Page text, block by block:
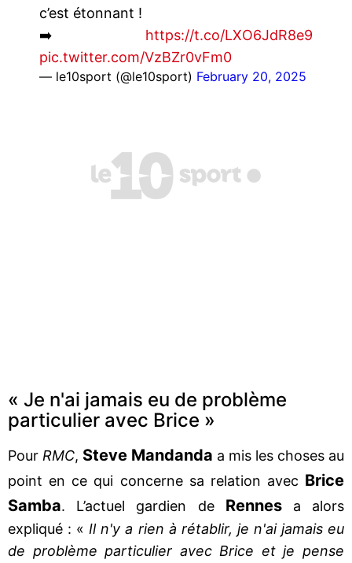
c’est étonnant !
➡️ https://t.co/LXO6JdR8e9
pic.twitter.com/VzBZr0vFm0
— le10sport (@le10sport) February 20, 2025
« Je n'ai jamais eu de problème
particulier avec Brice »
Pour RMC, Steve Mandanda a mis les choses au
point en ce qui concerne sa relation avec Brice
Samba. L’actuel gardien de Rennesa alors
expliqué : « Il n'y a rien à rétablir, je n'ai jamais eu
de problème particulier avec Brice et je pense